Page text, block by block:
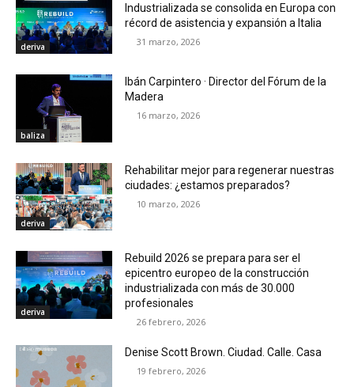
deriva
Industrializada se consolida en Europa con
récord de asistencia y expansión a Italia
31 marzo, 2026
baliza
Ibán Carpintero · Director del Fórum de la
Madera
16 marzo, 2026
deriva
Rehabilitar mejor para regenerar nuestras
ciudades: ¿estamos preparados?
10 marzo, 2026
deriva
Rebuild 2026 se prepara para ser el
epicentro europeo de la construcción
industrializada con más de 30.000
profesionales
26 febrero, 2026
Denise Scott Brown. Ciudad. Calle. Casa
19 febrero, 2026